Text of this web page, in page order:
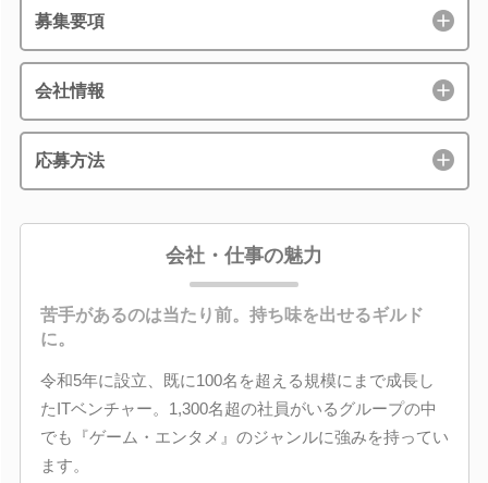
募集要項
会社情報
応募方法
会社・仕事の魅力
苦手があるのは当たり前。持ち味を出せるギルド
に。
令和5年に設立、既に100名を超える規模にまで成長し
たITベンチャー。1,300名超の社員がいるグループの中
でも『ゲーム・エンタメ』のジャンルに強みを持ってい
ます。